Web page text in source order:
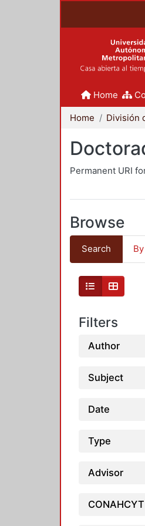
Home
Home
Permanent URI
Browse
Search
Filters
Author
Subject
Date
Type
Advisor